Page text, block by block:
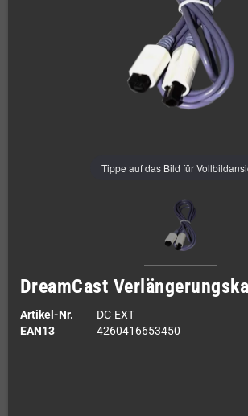
Tippe auf das Bild für
DreamCast
Artikel-Nr.
DC-EXT
EAN13
4260416653450